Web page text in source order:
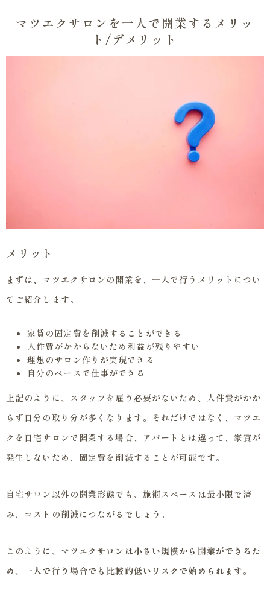
マツエクサロンを一人で開業するメリッ
ト/デメリット
メリット
まずは、マツエクサロンの開業を、一人で行うメリットについ
てご紹介します。
家賃の固定費を削減することができる
人件費がかからないため利益が残りやすい
理想のサロン作りが実現できる
自分のペースで仕事ができる
上記のように、スタッフを雇う必要がないため、人件費がかか
らず自分の取り分が多くなります。それだけではなく、マツエ
クを自宅サロンで開業する場合、アパートとは違って、家賃が
発生しないため、固定費を削減することが可能です。
自宅サロン以外の開業形態でも、施術スペースは最小限で済
み、コストの削減につながるでしょう。
このように、 マツエクサロンは小さい規模から開業ができるた
め、一人で行う場合でも比較的低いリスクで始められます。